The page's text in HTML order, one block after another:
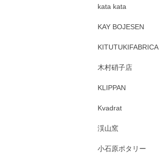
kata kata
KAY BOJESEN
KITUTUKIFABRICA
木村硝子店
KLIPPAN
Kvadrat
渓山窯
小石原ポタリー